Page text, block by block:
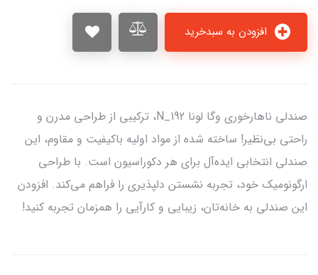
صندلی ناهارخوری وگا لونا N_192، ترکیبی از طراحی مدرن و
راحتی بی‌نظیر! ساخته شده از مواد اولیه باکیفیت و مقاوم، این
صندلی انتخابی ایده‌آل برای هر دکوراسیون است. با طراحی
ارگونومیک خود، تجربه نشستن دلپذیری را فراهم می‌کند. افزودن
این صندلی به خانه‌تان، زیبایی و کارآیی را همزمان تجربه کنید!